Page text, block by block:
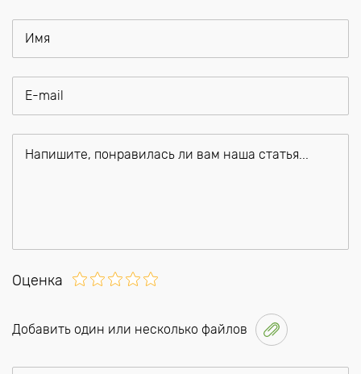
Оценка
Добавить один или несколько файлов